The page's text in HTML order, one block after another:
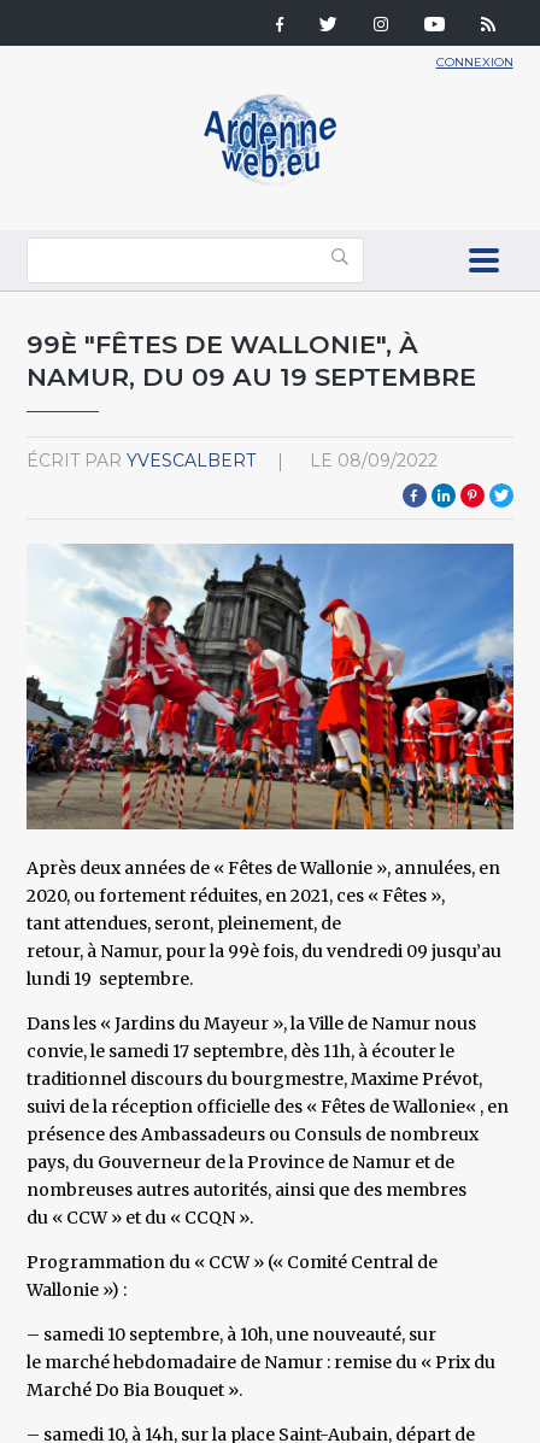
CONNEXION
99È "FÊTES DE WALLONIE", À
NAMUR, DU 09 AU 19 SEPTEMBRE
ÉCRIT PAR YVESCALBERT LE 08/09/2022
Après deux années de « Fêtes de Wallonie », annulées, en
2020, ou fortement réduites, en 2021, ces « Fêtes »,
tant attendues, seront, pleinement, de
retour, à Namur, pour la 99è fois, du vendredi 09 jusqu’au
lundi 19 septembre.
Dans les « Jardins du Mayeur », la Ville de Namur nous
convie, le samedi 17 septembre, dès 11h, à écouter le
traditionnel discours du bourgmestre, Maxime Prévot,
suivi de la réception officielle des « Fêtes de Wallonie« , en
présence des Ambassadeurs ou Consuls de nombreux
pays, du Gouverneur de la Province de Namur et de
nombreuses autres autorités, ainsi que des membres
du « CCW » et du « CCQN ».
Programmation du « CCW » (« Comité Central de
Wallonie ») :
– samedi 10 septembre, à 10h, une nouveauté, sur
le marché hebdomadaire de Namur : remise du « Prix du
Marché Do Bia Bouquet ».
– samedi 10, à 14h, sur la place Saint-Aubain, départ de